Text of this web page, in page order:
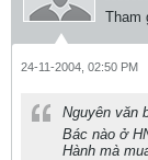
Tham
24-11-2004, 02:50 PM
Nguyên văn
Bác nào ở
Hành mà